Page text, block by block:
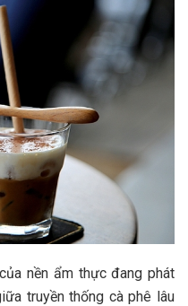
nền ẩm thực đang phát
truyền thống cà phê lâu